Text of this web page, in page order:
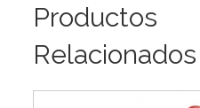
Productos
Relacionados